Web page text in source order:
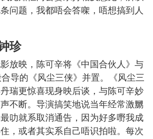
问题，我都唔会答㗎，唔想搞到人
珍
放映，陈可辛将《中国合伙人》与
导的《风尘三侠》并置。《风尘三
瑞更惊喜现身映后谈，与陈可辛妙
不断。导演搞笑地说当年经常激嬲
叻就系取消通告，因为好多嘢我成
，或者其实系自己唔识拍啦。每次